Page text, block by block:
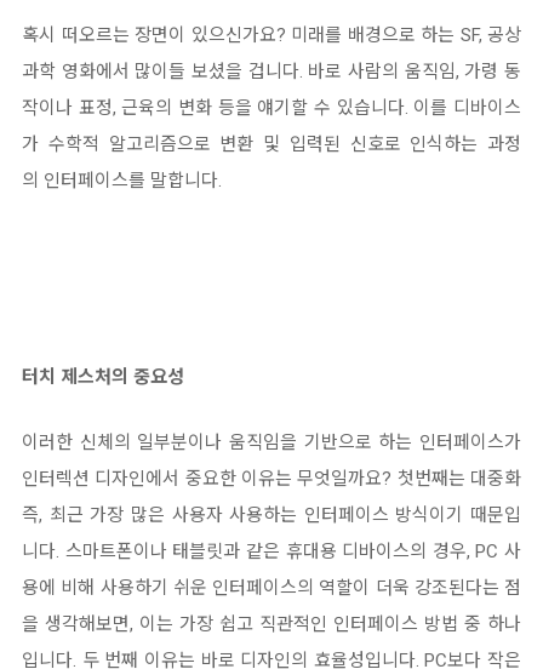
혹시 떠오르는 장면이 있으신가요? 미래를 배경으로 하는 SF, 공상
과학 영화에서 많이들 보셨을 겁니다. 바로 사람의 움직임, 가령 동
작이나 표정, 근육의 변화 등을 얘기할 수 있습니다. 이를 디바이스
가 수학적 알고리즘으로 변환 및 입력된 신호로 인식하는 과정
의 인터페이스를 말합니다.
터치 제스처의 중요성
이러한 신체의 일부분이나 움직임을 기반으로 하는 인터페이스가
인터렉션 디자인에서 중요한 이유는 무엇일까요? 첫번째는 대중화
즉, 최근 가장 많은 사용자 사용하는 인터페이스 방식이기 때문입
니다. 스마트폰이나 태블릿과 같은 휴대용 디바이스의 경우, PC 사
용에 비해 사용하기 쉬운 인터페이스의 역할이 더욱 강조된다는 점
을 생각해보면, 이는 가장 쉽고 직관적인 인터페이스 방법 중 하나
입니다. 두 번째 이유는 바로 디자인의 효율성입니다.PC보다 작은